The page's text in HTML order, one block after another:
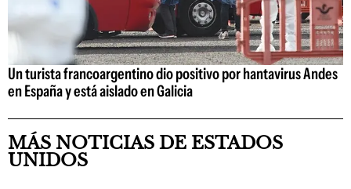
Un turista francoargentino dio positivo por hantavirus Andes
en España y está aislado en Galicia
MÁS NOTICIAS DE ESTADOS
UNIDOS